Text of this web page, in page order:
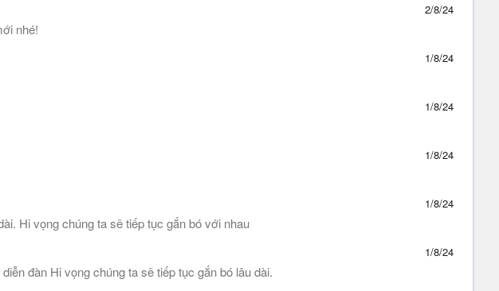
2/8/24
nhé!
1/8/24
1/8/24
1/8/24
1/8/24
Hi vọng chúng ta sẽ tiếp tục gắn bó với nhau
1/8/24
đàn Hi vọng chúng ta sẽ tiếp tục gắn bó lâu dài.